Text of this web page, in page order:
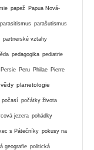
papež Papua Nová-
parasitismus parašutismus
partnerské vztahy
pedagogika pediatrie
Persie Peru Philae Pierre
planetologie
počasí počátky života
jezera pohádky
s Pátečníky pokusy na
geografie politická